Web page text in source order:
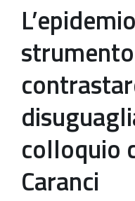
colloquio
Caranci